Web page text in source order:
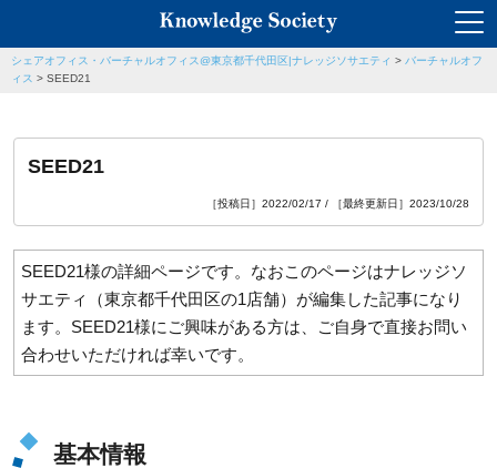
シェアオフィス・バーチャルオフィス@東京都千代田区|ナレッジソサエティ > バーチャルオフ
ィス > SEED21
SEED21
［投稿日］2022/02/17 / ［最終更新日］2023/10/28
SEED21様の詳細ページです。なおこのページはナレッジソ
サエティ（東京都千代田区の1店舗）が編集した記事になり
ます。SEED21様にご興味がある方は、ご自身で直接お問い
合わせいただければ幸いです。
基本情報